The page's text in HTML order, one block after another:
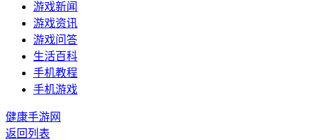
游戏新闻
游戏资讯
游戏问答
生活百科
手机教程
手机游戏
健康手游网
返回列表